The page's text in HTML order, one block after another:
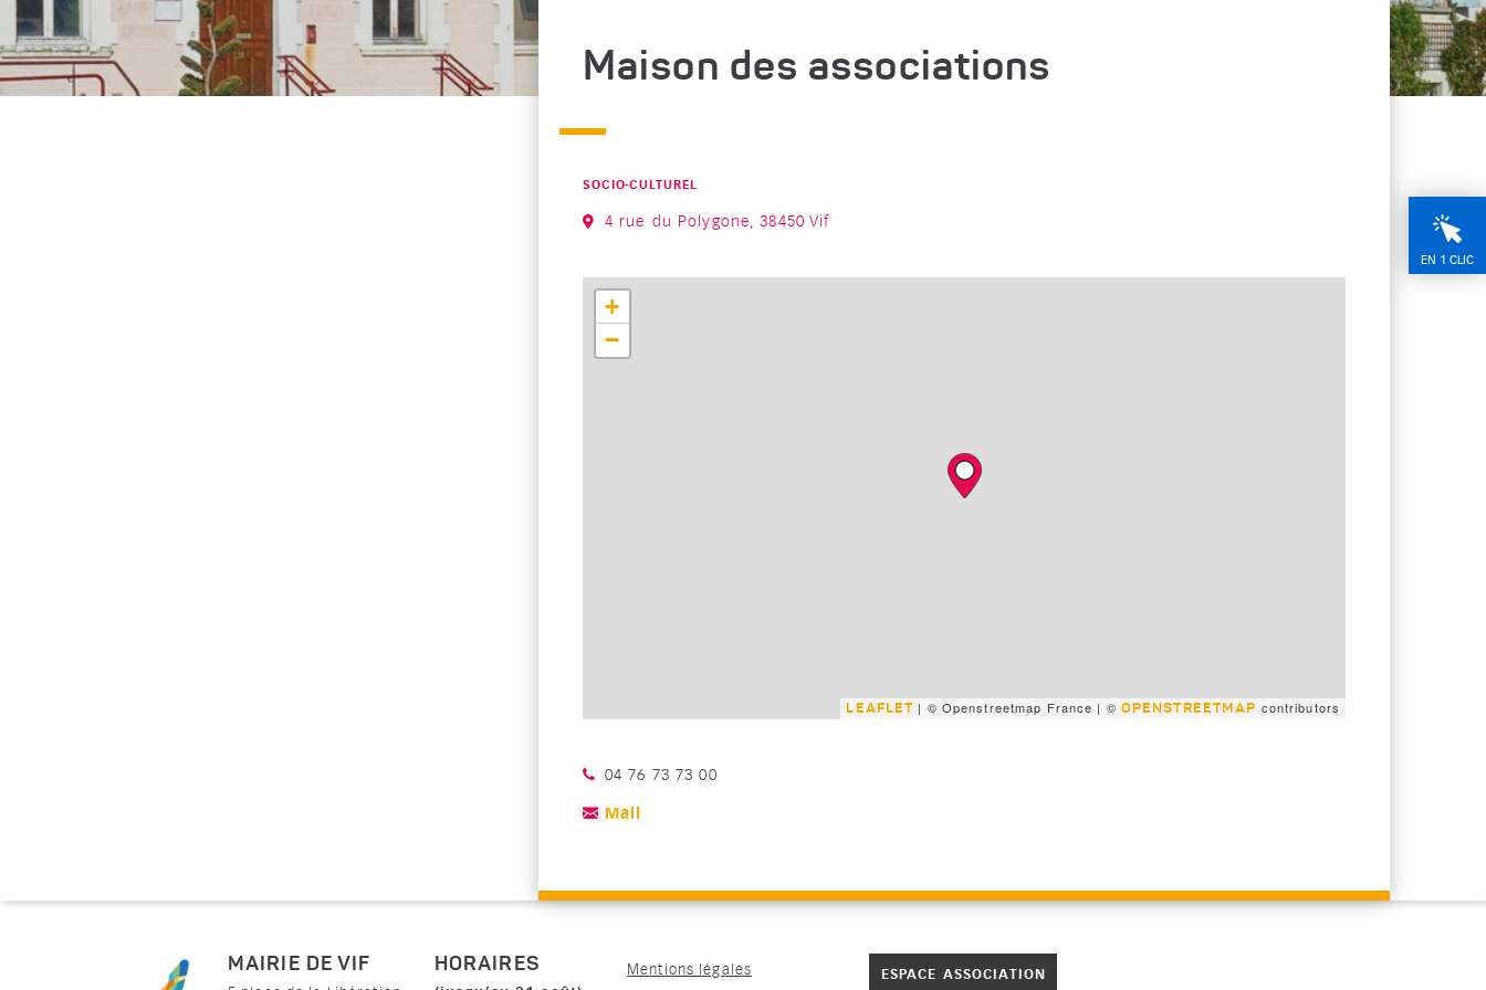
EN 1 CLIC
Maison des associations
CATÉGORIE : "
SOCIO-CULTUREL
4 rue du Polygone, 38450 Vif
+
−
LEAFLET | © Openstreetmap France | © OPENSTREETMAP contributors
Téléphone :
04 76 73 73 00
Mail
MAIRIE DE VIF HORAIRES Mentions légales ESPACE ASSOCIATION